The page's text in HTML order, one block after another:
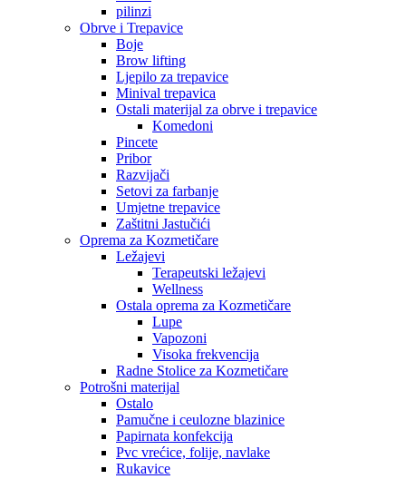
pilinzi
Obrve i Trepavice
Boje
Brow lifting
Ljepilo za trepavice
Minival trepavica
Ostali materijal za obrve i trepavice
Komedoni
Pincete
Pribor
Razvijači
Setovi za farbanje
Umjetne trepavice
Zaštitni Jastučići
Oprema za Kozmetičare
Ležajevi
Terapeutski ležajevi
Wellness
Ostala oprema za Kozmetičare
Lupe
Vapozoni
Visoka frekvencija
Radne Stolice za Kozmetičare
Potrošni materijal
Ostalo
Pamučne i ceulozne blazinice
Papirnata konfekcija
Pvc vrećice, folije, navlake
Rukavice